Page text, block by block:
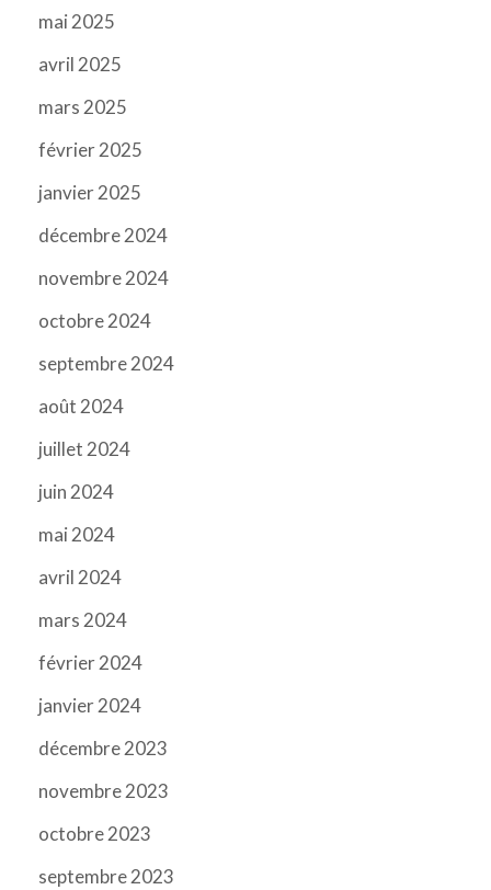
mai 2025
avril 2025
mars 2025
février 2025
janvier 2025
décembre 2024
novembre 2024
octobre 2024
septembre 2024
août 2024
juillet 2024
juin 2024
mai 2024
avril 2024
mars 2024
février 2024
janvier 2024
décembre 2023
novembre 2023
octobre 2023
septembre 2023